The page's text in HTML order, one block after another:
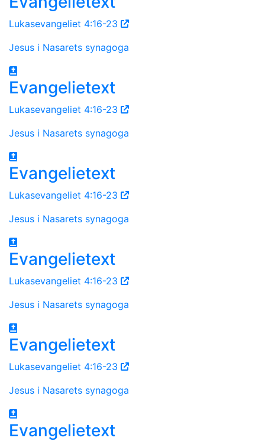
Lukasevangeliet 4:16-23
Jesus i Nasarets synagoga
Evangelietext
Lukasevangeliet 4:16-23
Jesus i Nasarets synagoga
Evangelietext
Lukasevangeliet 4:16-23
Jesus i Nasarets synagoga
Evangelietext
Lukasevangeliet 4:16-23
Jesus i Nasarets synagoga
Evangelietext
Lukasevangeliet 4:16-23
Jesus i Nasarets synagoga
Evangelietext